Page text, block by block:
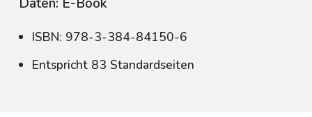
ISBN: 978-3-384-84150-6
Entspricht 83 Standardseiten